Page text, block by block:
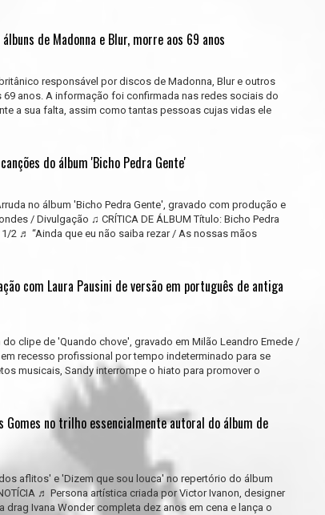
de Madonna e Blur, morre aos 69 anos
responsável por discos de Madonna, Blur e outros
anos. A informação foi confirmada nas redes sociais do
a sua falta, assim como tantas pessoas cujas vidas ele
do álbum 'Bicho Pedra Gente'
no álbum 'Bicho Pedra Gente', gravado com produção e
/ Divulgação ♫ CRÍTICA DE ÁLBUM Título: Bicho Pedra
2 ♬ “Ainda que eu não saiba rezar / As nossas mãos
com Laura Pausini de versão em português de antiga
clipe de 'Quando chove', gravado em Milão Leandro Emede /
recesso profissional por tempo indeterminado para se
musicais, Sandy interrompe o hiato para promover o
Gomes no trilho essencialmente autoral do álbum de
aflitos' e 'Dizem que sou louca' no repertório do álbum
♬ Persona artística criada por Victor Ivanon, designer
Ivana Wonder completa dez anos em cena e lança o